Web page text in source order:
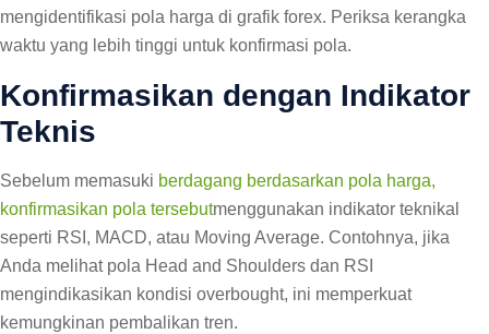
mengidentifikasi pola harga di grafik forex. Periksa kerangka
waktu yang lebih tinggi untuk konfirmasi pola.
Konfirmasikan dengan Indikator
Teknis
Sebelum memasuki berdagang berdasarkan pola harga,
konfirmasikan pola tersebutmenggunakan indikator teknikal
seperti RSI, MACD, atau Moving Average. Contohnya, jika
Anda melihat pola Head and Shoulders dan RSI
mengindikasikan kondisi overbought, ini memperkuat
kemungkinan pembalikan tren.